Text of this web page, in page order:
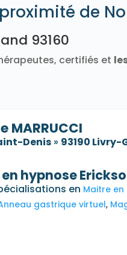
de
93160
certifiés et
MARRUCCI
Denis » 93190 Livry-
hypnose
en Maitre en
gastrique virtuel